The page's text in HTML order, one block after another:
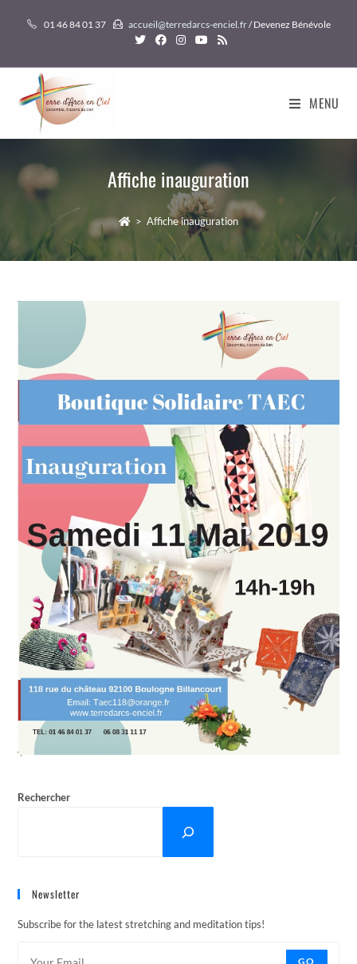
01 46 84 01 37 accueil@terredarcs-enciel.fr/ Devenez Bénévole
MENU
Affiche inauguration
> Affiche inauguration
Rechercher
Newsletter
Subscribe for the latest stretching and meditation tips!
GO